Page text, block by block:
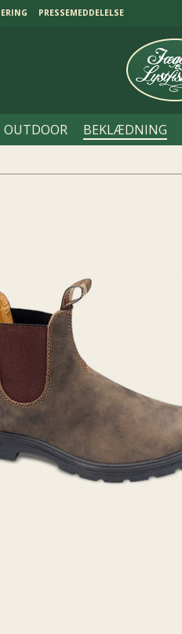
PRESSEMEDDELELSE
OUTDOOR BEKLÆDNING